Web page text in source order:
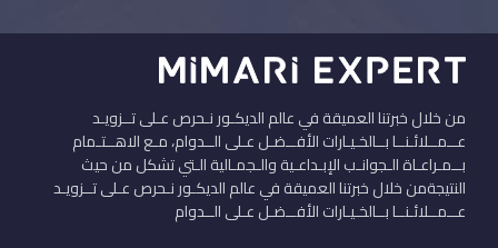
من خلال خبرتنا العميقة في عالم الديكـور نـحرص عـلى تــزويـد
عــمــلائـنــا بــالخـيـارات الأفــضـل عـلى الــدوام، مـع الاهــتـمام
بــمـراعـاة الـجوانـب الإبـداعـية والـجمـالية الـتي تشكل من حيث
النتيجةمن خلال خبرتنا العميقة في عالم الديكـور نـحرص عـلى تــزويـد
عــمــلائـنــا بــالخـيـارات الأفــضـل عـلى الــدوام